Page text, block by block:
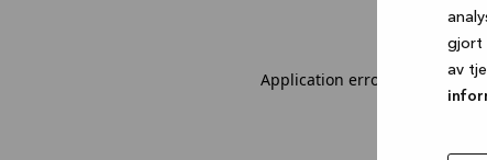
gjort
av
Application error: a client-